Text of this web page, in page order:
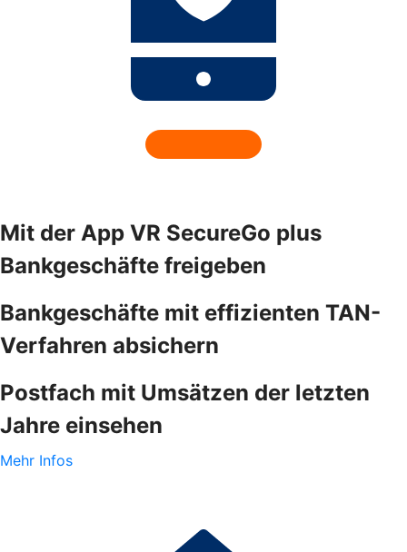
Mit der App VR SecureGo plus
Bankgeschäfte freigeben
Bankgeschäfte mit effizienten TAN-
Verfahren absichern
Postfach mit Umsätzen der letzten
Jahre einsehen
Mehr Infos